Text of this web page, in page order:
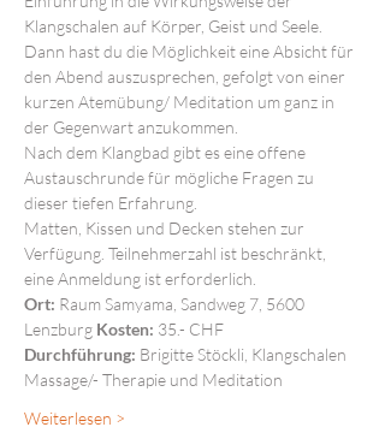
Klangschalen auf Körper, Geist und Seele.
Dann hast du die Möglichkeit eine Absicht für
den Abend auszusprechen, gefolgt von einer
kurzen Atemübung/ Meditation um ganz in
der Gegenwart anzukommen.
Nach dem Klangbad gibt es eine offene
Austauschrunde für mögliche Fragen zu
dieser tiefen Erfahrung.
Matten, Kissen und Decken stehen zur
Verfügung. Teilnehmerzahl ist beschränkt,
eine Anmeldung ist erforderlich.
Ort: Raum Samyama, Sandweg 7, 5600
Lenzburg Kosten: 35.- CHF
Durchführung: Brigitte Stöckli, Klangschalen
Massage/- Therapie und Meditation
Weiterlesen >